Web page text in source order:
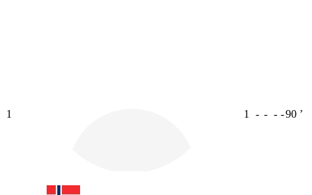
1 1 - - - -90 ʼ